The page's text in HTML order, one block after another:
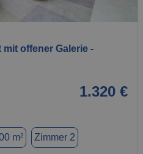
offener Galerie -
1.320 €
m² Zimmer 2